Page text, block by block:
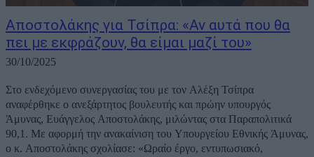
Αποστολάκης για Τσίπρα: «Αν αυτά που θα
πει με εκφράζουν, θα είμαι μαζί του»
30/10/2025
Στο ενδεχόμενο συνεργασίας του με τον Αλέξη Τσίπρα
αναφέρθηκε ο ανεξάρτητος βουλευτής και πρώην υπουργός
Άμυνας, Ευάγγελος Αποστολάκης, μιλώντας στα Παραπολιτικά
90,1. Με αφορμή την ανακαίνιση του Υπουργείου Εθνικής Άμυνας,
ο κ. Αποστολάκης σχολίασε: «Ωραίο έργο, εντυπωσιακό,